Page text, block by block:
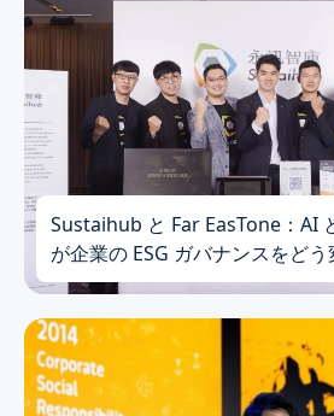
Sustaihub と Far EasTone：AI
が企業の ESG ガバナンスをど